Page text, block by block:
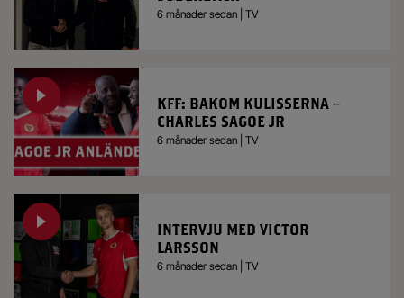
6 månader sedan | TV
KFF: BAKOM KULISSERNA –
CHARLES SAGOE JR
6 månader sedan | TV
INTERVJU MED VICTOR
LARSSON
6 månader sedan | TV